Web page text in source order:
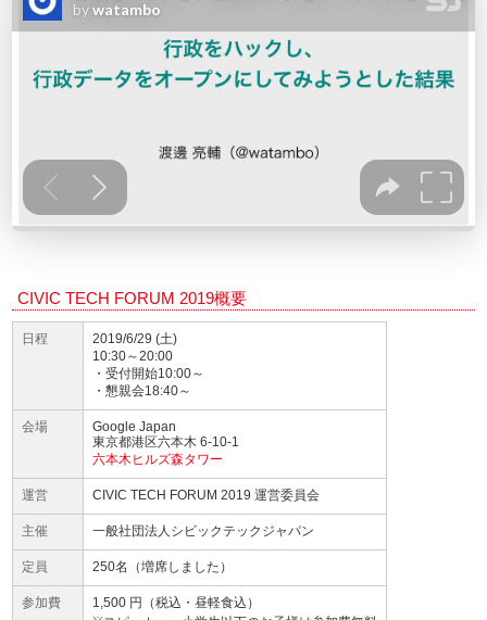
CIVIC TECH FORUM 2019概要
日程
2019/6/29 (土)
10:30～20:00
・受付開始10:00～
・懇親会18:40～
会場
Google Japan
東京都港区六本木 6-10-1
六本木ヒルズ森タワー
運営 CIVIC TECH FORUM 2019 運営委員会
主催 一般社団法人シビックテックジャパン
定員 250名（増席しました）
参加費
1,500 円（税込・昼軽食込）